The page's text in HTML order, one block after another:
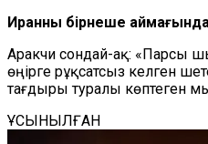
Иранның бірнеше
Аракчи сондай-ақ: «Парсы
өңірге рұқсатсыз келген
тағдыры туралы көптеген
ҰСЫНЫЛҒАН